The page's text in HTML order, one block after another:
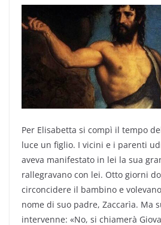
Per Elisabetta si compì il tempo
luce un figlio. I vicini e i parenti
aveva manifestato in lei la sua
rallegravano con lei. Otto giorni
circoncidere il bambino e
nome di suo padre, Zaccarìa. Ma
intervenne: «No, si chiamerà